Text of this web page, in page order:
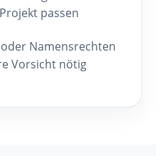
passen
Namensrechten
Vorsicht nötig